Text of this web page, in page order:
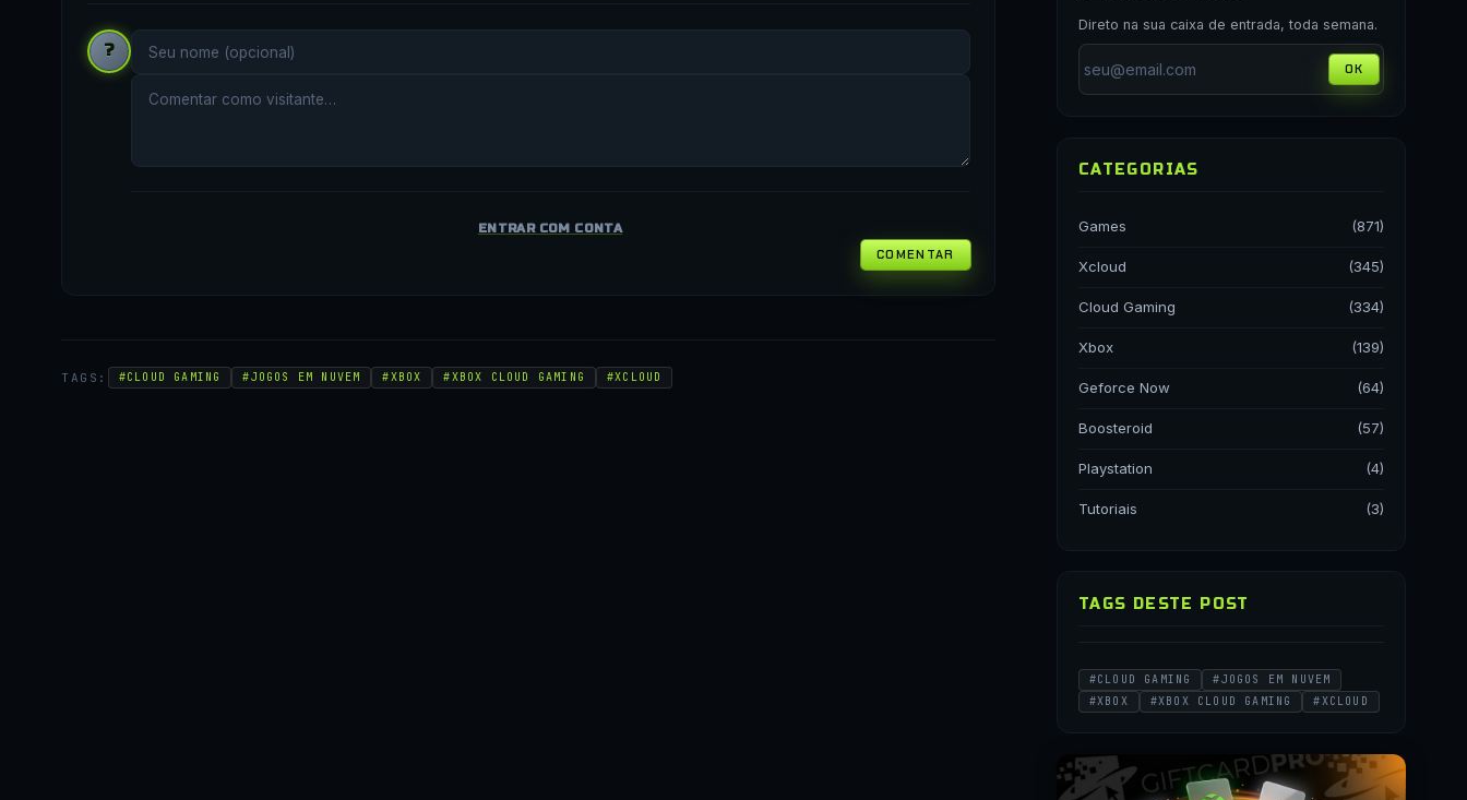
?
ENTRAR COM CONTA
COMENTAR
TAGS: #CLOUD GAMING #JOGOS EM NUVEM #XBOX #XBOX CLOUD GAMING #XCLOUD
Direto na sua caixa de entrada, toda semana.
OK
CATEGORIAS
Games (871)
Xcloud (345)
Cloud Gaming (334)
Xbox (139)
Geforce Now (64)
Boosteroid (57)
Playstation (4)
Tutoriais (3)
TAGS DESTE POST
#CLOUD GAMING
#JOGOS EM NUVEM
#XBOX
#XBOX CLOUD GAMING #XCLOUD